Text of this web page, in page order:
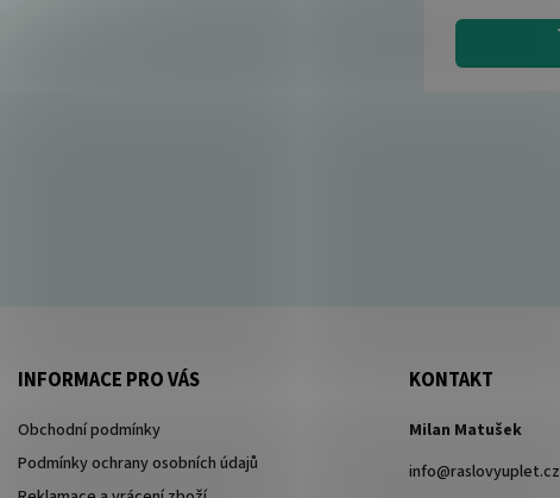
INFORMACE PRO VÁS
Obchodní podmínky
Podmínky ochrany osobních údajů
KONTAKT
Milan Matušek
info@raslovyuplet.cz